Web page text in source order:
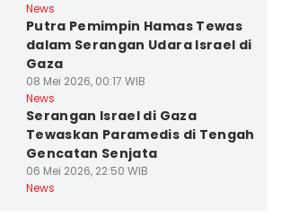
News
Putra Pemimpin Hamas Tewas
dalam Serangan Udara Israel di
Gaza
08 Mei 2026, 00:17 WIB
News
Serangan Israel di Gaza
Tewaskan Paramedis di Tengah
Gencatan Senjata
06 Mei 2026, 22:50 WIB
News